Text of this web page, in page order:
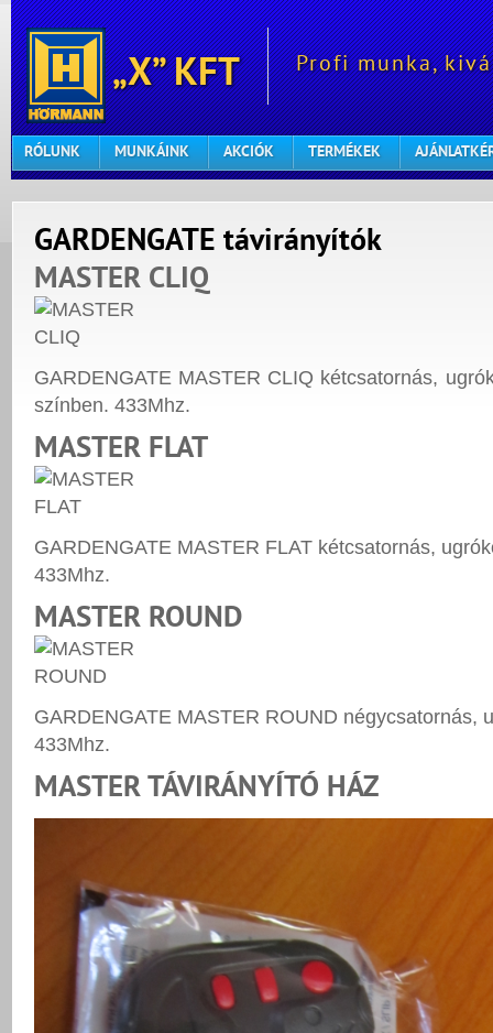
„X” KFT Profi munka,
RÓLUNK MUNKÁINK AKCIÓK TERMÉKEK
GARDENGATE távirányítók
MASTER CLIQ
GARDENGATE MASTER CLIQ kétcsatornás,
színben. 433Mhz.
MASTER FLAT
GARDENGATE MASTER FLAT kétcsatornás,
433Mhz.
MASTER ROUND
GARDENGATE MASTER ROUND négycsatornás,
433Mhz.
MASTER TÁVIRÁNYÍTÓ HÁZ